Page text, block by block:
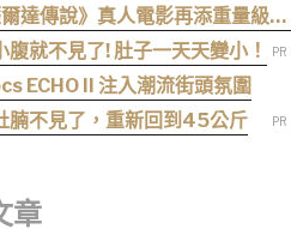
達傳說》真人電影再添重量級卡
司就不見了! 肚子一天天變小！
ECHO II 注入潮流街頭氛圍
腩不見了，重新回到45公斤
章